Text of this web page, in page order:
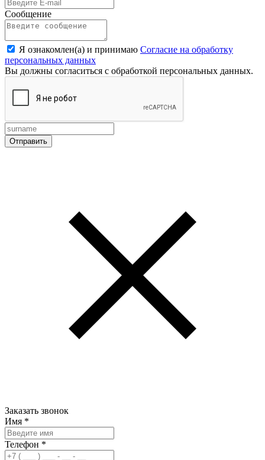
Сообщение
Я ознакомлен(а) и принимаю Согласие на обработку
персональных данных
Вы должны согласиться с обработкой персональных данных.
Заказать звонок
Имя *
Телефон *